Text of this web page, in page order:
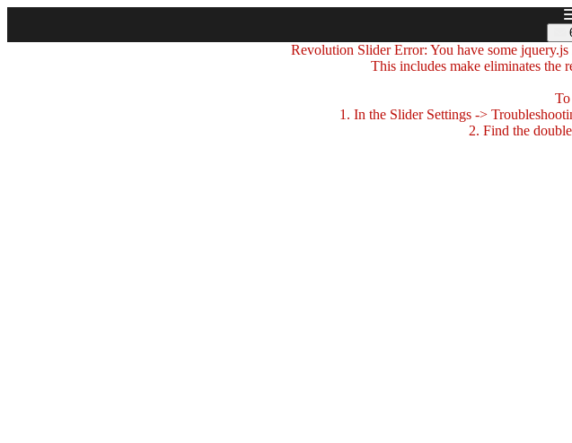
Revolution Slider Error: You have some
This includes make eliminates the
1. In the Slider Settings ->
2. Find the double